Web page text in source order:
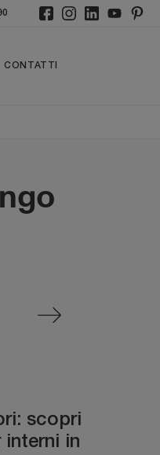
CONTATTI
scopri
interni in